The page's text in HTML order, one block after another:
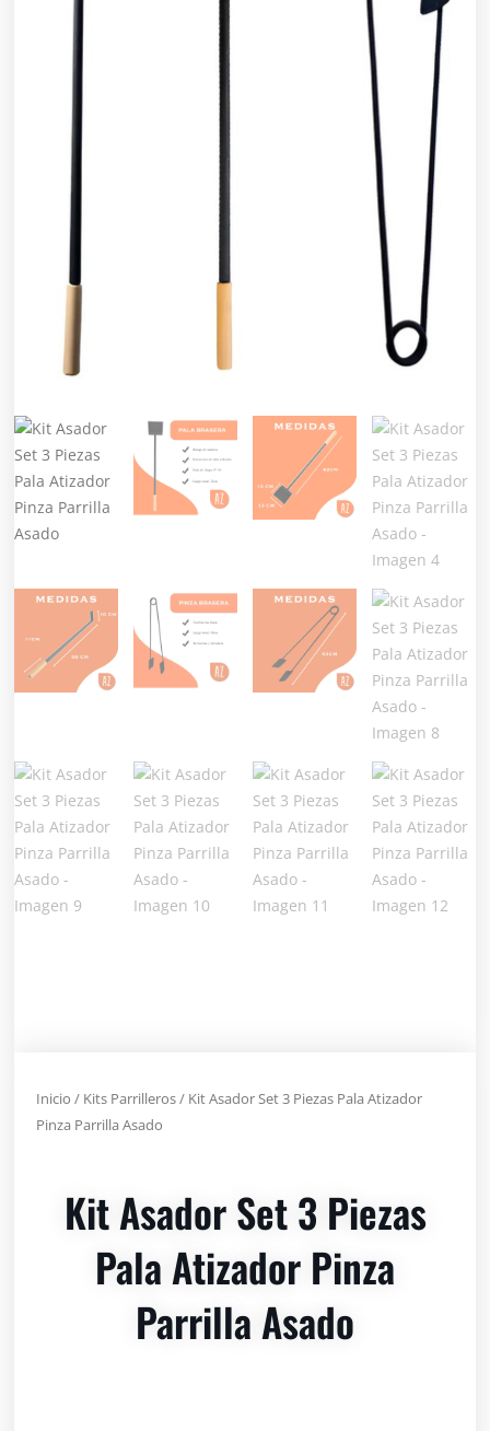
Inicio / Kits Parrilleros/ Kit Asador Set 3 Piezas Pala Atizador
Pinza Parrilla Asado
Kit Asador Set 3 Piezas
Pala Atizador Pinza
Parrilla Asado